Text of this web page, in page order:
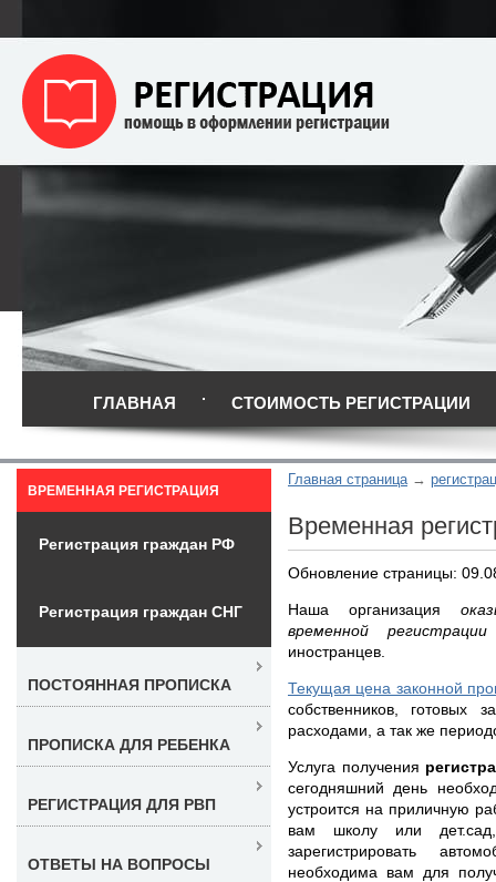
ГЛАВНАЯ СТОИМОСТЬ РЕГИСТРАЦИИ
Главная страница
Временная
Обновление страницы:
Наша организация
временной
иностранцев.
Текущая цена законной
собственников, готовых
расходами, а так же
Услуга получения
сегодняшний день
устроится на приличную
вам школу или
зарегистрировать
необходима вам для
ВРЕМЕННАЯ РЕГИСТРАЦИЯ
Регистрация граждан РФ
Регистрация граждан СНГ
ПОСТОЯННАЯ ПРОПИСКА
ПРОПИСКА ДЛЯ РЕБЕНКА
РЕГИСТРАЦИЯ ДЛЯ РВП
ОТВЕТЫ НА ВОПРОСЫ